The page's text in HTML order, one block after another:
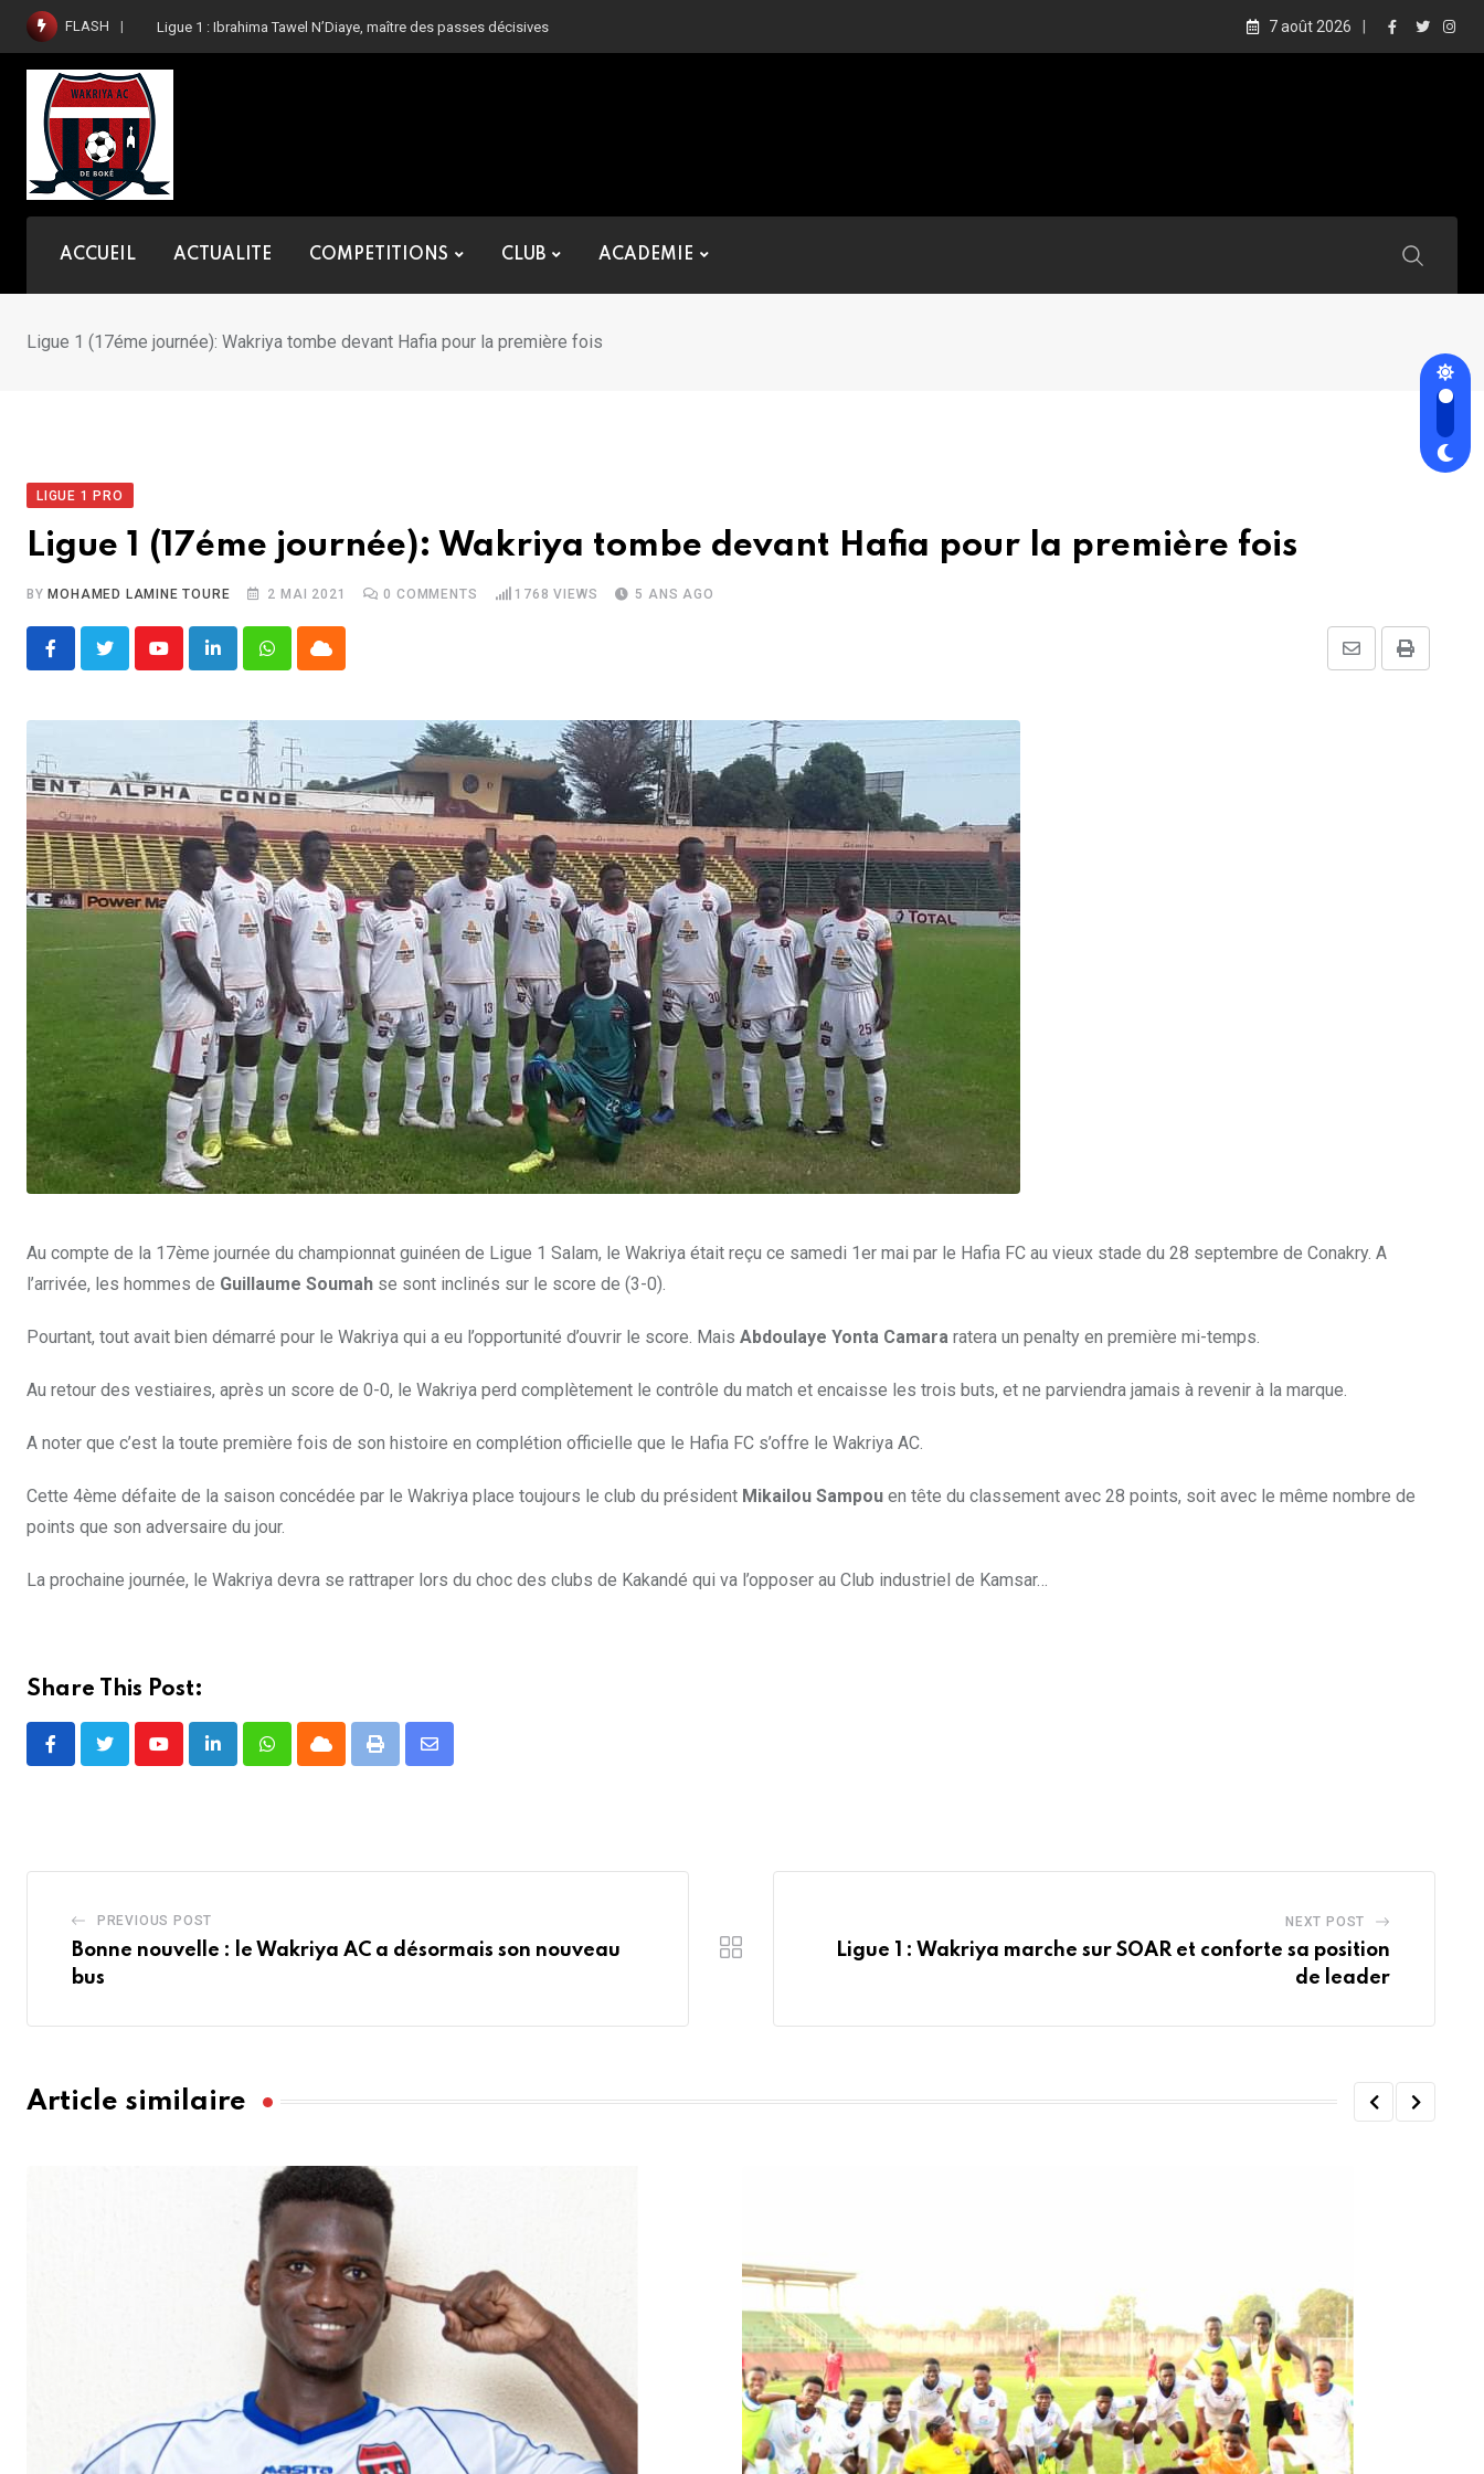
Skip
content
FLASH Ligue 1 : Ibrahima Tawel N’Diaye, maître des passes décisives 7 août 2026
ACCUEIL ACTUALITE COMPETITIONS CLUB ACADEMIE
Ligue 1 (17éme journée): Wakriya tombe devant Hafia pour la première fois
LIGUE 1 PRO
Ligue 1 (17éme journée): Wakriya tombe devant Hafia pour la première fois
BY MOHAMED LAMINE TOURE 2 MAI 2021 0 COMMENTS 1768 VIEWS 5 ANS AGO
YoutubeLinkedInWhatsappCloud Print
Share
Au compte de la 17ème journée du championnat guinéen de Ligue 1 Salam, le Wakriya était reçu ce samedi 1er mai par le Hafia FC au vieux stade du 28 septembre de Conakry. A
l’arrivée, les hommes de Guillaume Soumah se sont inclinés sur le score de (3-0).
Pourtant, tout avait bien démarré pour le Wakriya qui a eu l’opportunité d’ouvrir le score. Mais Abdoulaye Yonta Camara ratera un penalty en première mi-temps.
Au retour des vestiaires, après un score de 0-0, le Wakriya perd complètement le contrôle du match et encaisse les trois buts, et ne parviendra jamais à revenir à la marque.
A noter que c’est la toute première fois de son histoire en complétion officielle que le Hafia FC s’offre le Wakriya AC.
Cette 4ème défaite de la saison concédée par le Wakriya place toujours le club du président Mikailou Sampou en tête du classement avec 28 points, soit avec le même nombre de
points que son adversaire du jour.
La prochaine journée, le Wakriya devra se rattraper lors du choc des clubs de Kakandé qui va l’opposer au Club industriel de Kamsar…
Share This Post:
YoutubeLinkedInWhatsappCloud Print
Share
PREVIOUS POST
Bonne nouvelle : le Wakriya AC a désormais son nouveau
bus
NEXT POST
Ligue 1 : Wakriya marche sur SOAR et conforte sa position
de leader
Article similaire